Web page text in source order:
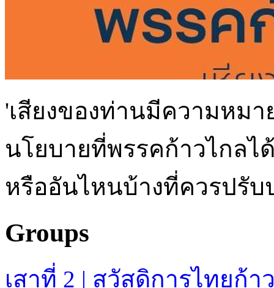
'เสียงของท่านมีความหม
นโยบายที่พรรคก้าวไกลไ
หรืออันไหนบ้างที่ควรปรับ
Groups
เสาที่ 2 | สวัสดิการไทยก้า